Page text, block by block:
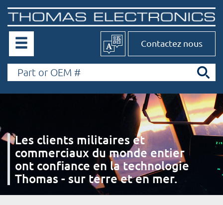
Contactez nous
Les clients militaires et
commerciaux du monde entier
ont confiance en la technologie
Thomas - sur terre et en mer.